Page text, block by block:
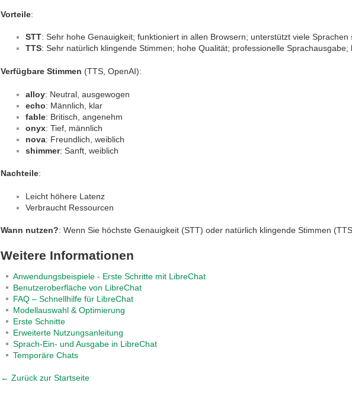
Vorteile:
STT: Sehr hohe Genauigkeit; funktioniert in allen Browsern; unterstützt viele
TTS: Sehr natürlich klingende Stimmen; hohe Qualität; professionelle
Verfügbare Stimmen (TTS, OpenAI):
alloy: Neutral, ausgewogen
echo: Männlich, klar
fable: Britisch, angenehm
onyx: Tief, männlich
nova: Freundlich, weiblich
shimmer: Sanft, weiblich
Nachteile:
Leicht höhere Latenz
Verbraucht Ressourcen
Wann nutzen?: Wenn Sie höchste Genauigkeit (STT) oder natürlich klingende Stimmen
Weitere Informationen
Anwendungsbeispiele - Erste Schritte mit LibreChat
Benutzeroberfläche von LibreChat
FAQ – Schnellhilfe für LibreChat
Modellauswahl & Optimierung
Erste Schnitte
Erweiterte Nutzungsanleitung
Sprach-Ein- und Ausgabe in LibreChat
Temporäre Chats
← Zurück zur Startseite